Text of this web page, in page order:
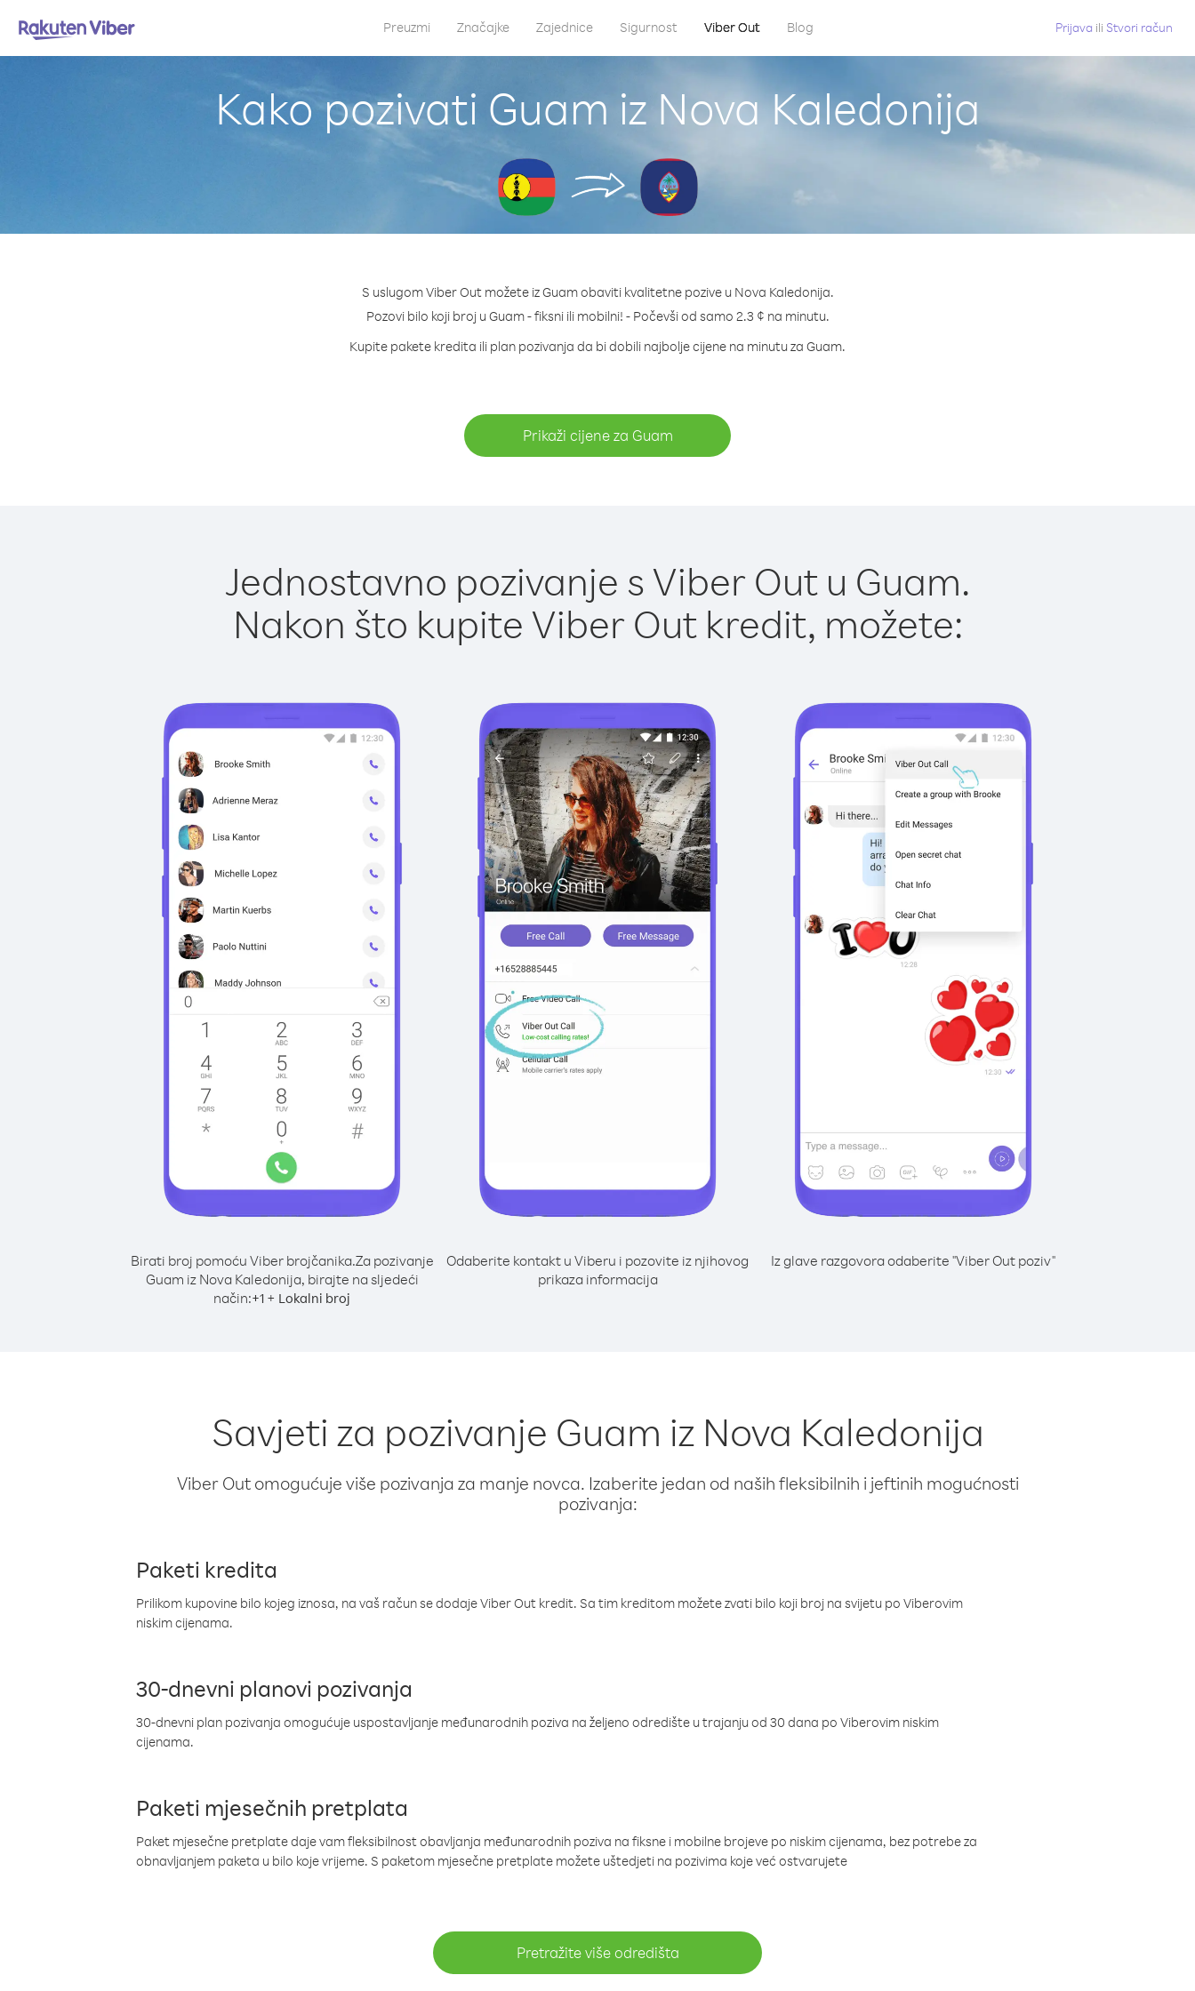
Preuzmi Značajke Zajednice Sigurnost Viber Out Blog Prijava ili Stvori račun
Kako pozivati Guam iz Nova Kaledonija
S uslugom Viber Out možete iz Guam obaviti kvalitetne pozive u Nova Kaledonija.
Pozovi bilo koji broj u Guam - fiksni ili mobilni! - Počevši od samo 2.3 ¢ na minutu.
Kupite pakete kredita ili plan pozivanja da bi dobili najbolje cijene na minutu za Guam.
Prikaži cijene za Guam
Jednostavno pozivanje s Viber Out u Guam.
Nakon što kupite Viber Out kredit, možete:
Birati broj pomoću Viber brojčanika.Za pozivanje
Guam iz Nova Kaledonija, birajte na sljedeći
način:+1 + Lokalni broj
Odaberite kontakt u Viberu i pozovite iz njihovog
prikaza informacija
Iz glave razgovora odaberite "Viber Out poziv"
Savjeti za pozivanje Guam iz Nova Kaledonija
Viber Out omogućuje više pozivanja za manje novca. Izaberite jedan od naših fleksibilnih i jeftinih mogućnosti
pozivanja:
Paketi kredita
Prilikom kupovine bilo kojeg iznosa, na vaš račun se dodaje Viber Out kredit. Sa tim kreditom možete zvati bilo koji broj na svijetu po Viberovim
niskim cijenama.
30-dnevni planovi pozivanja
30-dnevni plan pozivanja omogućuje uspostavljanje međunarodnih poziva na željeno odredište u trajanju od 30 dana po Viberovim niskim
cijenama.
Paketi mjesečnih pretplata
Paket mjesečne pretplate daje vam fleksibilnost obavljanja međunarodnih poziva na fiksne i mobilne brojeve po niskim cijenama, bez potrebe za
obnavljanjem paketa u bilo koje vrijeme. S paketom mjesečne pretplate možete uštedjeti na pozivima koje već ostvarujete
Pretražite više odredišta